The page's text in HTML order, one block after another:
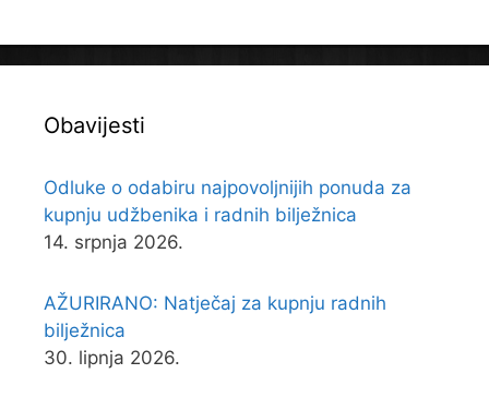
Obavijesti
Odluke o odabiru najpovoljnijih ponuda za
kupnju udžbenika i radnih bilježnica
14. srpnja 2026.
AŽURIRANO: Natječaj za kupnju radnih
bilježnica
30. lipnja 2026.